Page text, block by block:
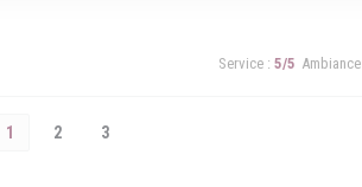
Service : 5/5 Ambiance
1 2 3